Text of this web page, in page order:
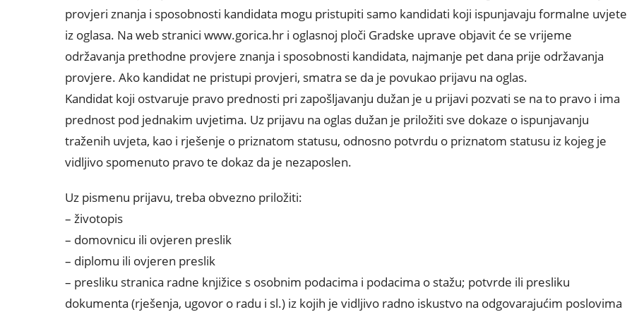
provjeri znanja i sposobnosti kandidata mogu pristupiti samo kandidati koji ispunjavaju formalne uvjete
iz oglasa. Na web stranici www.gorica.hr i oglasnoj ploči Gradske uprave objavit će se vrijeme
održavanja prethodne provjere znanja i sposobnosti kandidata, najmanje pet dana prije održavanja
provjere. Ako kandidat ne pristupi provjeri, smatra se da je povukao prijavu na oglas.
Kandidat koji ostvaruje pravo prednosti pri zapošljavanju dužan je u prijavi pozvati se na to pravo i ima
prednost pod jednakim uvjetima. Uz prijavu na oglas dužan je priložiti sve dokaze o ispunjavanju
traženih uvjeta, kao i rješenje o priznatom statusu, odnosno potvrdu o priznatom statusu iz kojeg je
vidljivo spomenuto pravo te dokaz da je nezaposlen.
Uz pismenu prijavu, treba obvezno priložiti:
– životopis
– domovnicu ili ovjeren preslik
– diplomu ili ovjeren preslik
– presliku stranica radne knjižice s osobnim podacima i podacima o stažu; potvrde ili presliku
dokumenta (rješenja, ugovor o radu i sl.) iz kojih je vidljivo radno iskustvo na odgovarajućim poslovima